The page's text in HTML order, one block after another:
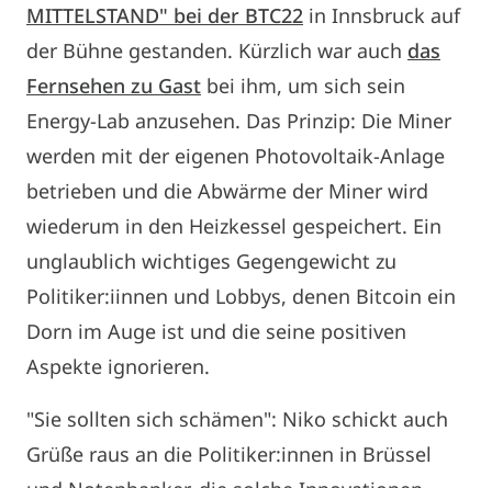
MITTELSTAND" bei der BTC22 in Innsbruck auf
der Bühne gestanden. Kürzlich war auch das
Fernsehen zu Gast bei ihm, um sich sein
Energy-Lab anzusehen. Das Prinzip: Die Miner
werden mit der eigenen Photovoltaik-Anlage
betrieben und die Abwärme der Miner wird
wiederum in den Heizkessel gespeichert. Ein
unglaublich wichtiges Gegengewicht zu
Politiker:iinnen und Lobbys, denen Bitcoin ein
Dorn im Auge ist und die seine positiven
Aspekte ignorieren.
"Sie sollten sich schämen": Niko schickt auch
Grüße raus an die Politiker:innen in Brüssel